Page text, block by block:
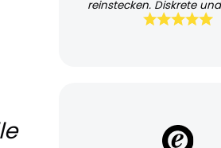
reinstecken. Diskrete
Lieferung